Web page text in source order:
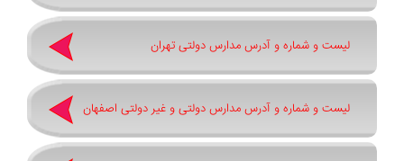
لیست و شماره و آدرس مدارس دولتی تهران
لیست و شماره و آدرس مدارس دولتی و غیر دولتی اصفهان